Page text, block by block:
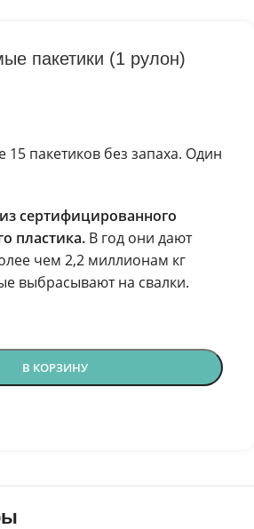
пакетики (1 рулон)
пакетиков без запаха. Один
сертифицированного
пластика. В год они дают
чем 2,2 миллионам кг
выбрасывают на свалки.
В КОРЗИНУ